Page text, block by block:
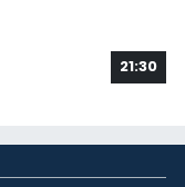
21:30